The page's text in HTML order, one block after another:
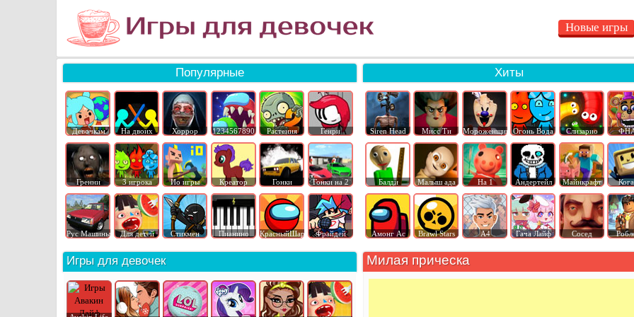
Новые игры
Популярные
Девочкам На двоих Хоррор 1234567890 Растения Генри
Гренни 3 игрока Ио игры Креатор Гонки Гонки на 2
Рус Машины Для детей Стикмен Пианино КрасныйШар Фрайдей
Хиты
Siren Head Мисс Ти Мороженщик Огонь Вода Слизарио
Балди Малыш ада На 1 Андертейл Майнкрафт
Амонг Ас Brawl Stars А4 Гача Лайф Сосед
Милая прическа
Игры для девочек